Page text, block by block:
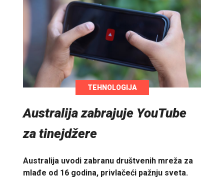
TEHNOLOGIJA
Australija zabrajuje YouTube
za tinejdžere
Australija uvodi zabranu društvenih mreža za
mlađe od 16 godina, privlačeći pažnju sveta.